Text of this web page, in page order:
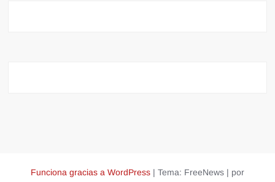
Funciona gracias a WordPress | Tema: FreeNews | por